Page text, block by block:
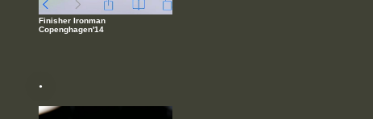
Finisher Ironman
Copenghagen'14
.